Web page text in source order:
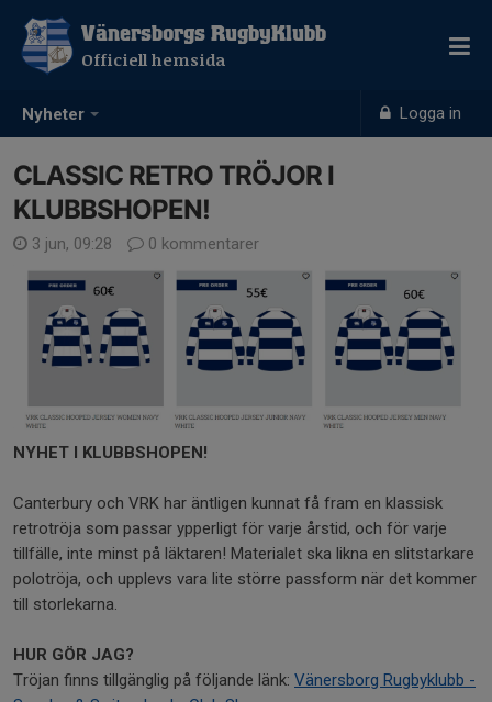
Nyheter Logga in
Vänersborgs RugbyKlubb
Officiell hemsida
CLASSIC RETRO TRÖJOR I
KLUBBSHOPEN!
3 jun, 09:28 0 kommentarer
NYHET I KLUBBSHOPEN!
Canterbury och VRK har äntligen kunnat få fram en klassisk
retrotröja som passar ypperligt för varje årstid, och för varje
tillfälle, inte minst på läktaren! Materialet ska likna en slitstarkare
polotröja, och upplevs vara lite större passform när det kommer
till storlekarna.
HUR GÖR JAG?
Tröjan finns tillgänglig på följande länk: Vänersborg Rugbyklubb -